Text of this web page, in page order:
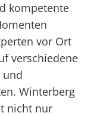
kompetente
vor Ort
verschiedene
und
Winterberg
nicht nur